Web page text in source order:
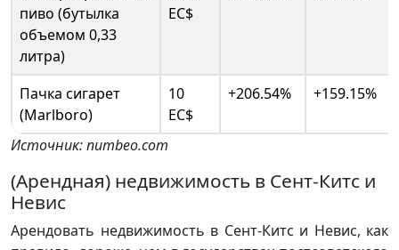
пиво (бутылка
объемом 0,33
литра)
EC$
Пачка сигарет
(Marlboro)
10
EC$
+206.54% +159.15%
Источник: numbeo.com
(Арендная) недвижимость в Сент-Китс и
Невис
Арендовать недвижимость в Сент-Китс и Невис, как